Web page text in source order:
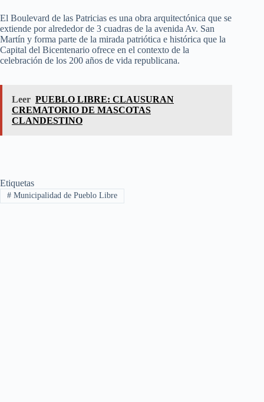
El Boulevard de las Patricias es una obra arquitectónica que se
extiende por alrededor de 3 cuadras de la avenida Av. San
Martín y forma parte de la mirada patriótica e histórica que la
Capital del Bicentenario ofrece en el contexto de la
celebración de los 200 años de vida republicana.
Leer PUEBLO LIBRE: CLAUSURAN
CREMATORIO DE MASCOTAS
CLANDESTINO
Etiquetas
#Municipalidad de Pueblo Libre